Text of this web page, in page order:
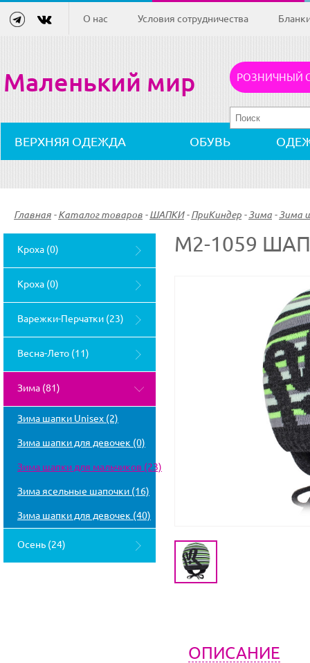
О нас Условия сотрудничества
Маленький мир РОЗНИЧНЫЙ
ВЕРХНЯЯ ОДЕЖДА ОБУВЬ
Главная - Каталог товаров - ШАПКИ - ПриКиндер - Зима - Зима
Кроха (0)
Кроха (0)
Варежки-Перчатки (23)
Весна-Лето (11)
Зима (81)
Зима шапки Unisex (2)
Зима шапки для девочек (0)
Зима шапки для мальчиков (23)
Зима ясельные шапочки (16)
Зима шапки для девочек (40)
Осень (24)
M2-1059
ОПИСАНИЕ